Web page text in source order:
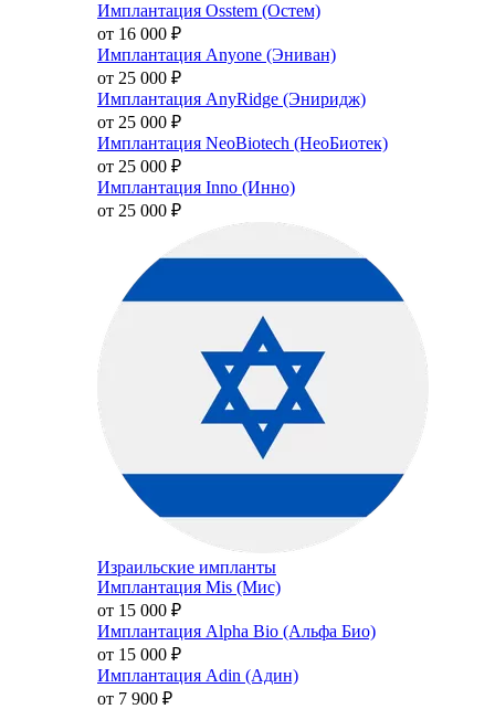
Имплантация Osstem (Остем)
от 16 000 ₽
Имплантация Anyone (Эниван)
от 25 000 ₽
Имплантация AnyRidge (Эниридж)
от 25 000 ₽
Имплантация NeoBiotech (НеоБиотек)
от 25 000 ₽
Имплантация Inno (Инно)
от 25 000 ₽
Израильские импланты
Имплантация Mis (Мис)
от 15 000 ₽
Имплантация Alpha Bio (Альфа Био)
от 15 000 ₽
Имплантация Adin (Адин)
от 7 900 ₽